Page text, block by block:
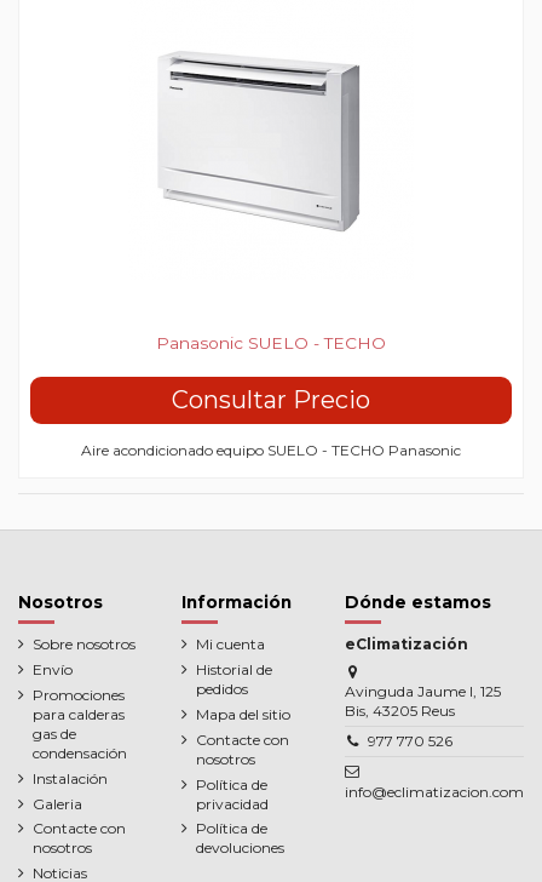
Panasonic SUELO - TECHO
Consultar Precio
Aire acondicionado equipo SUELO - TECHO Panasonic
Nosotros
Sobre nosotros
Envío
Promociones
para calderas
gas de
condensación
Instalación
Galeria
Contacte con
nosotros
Noticias
Información
Mi cuenta
Historial de
pedidos
Mapa del sitio
Contacte con
nosotros
Política de
privacidad
Política de
devoluciones
Dónde estamos
eClimatización
Avinguda Jaume I, 125
Bis, 43205 Reus
977 770 526
info@eclimatizacion.com